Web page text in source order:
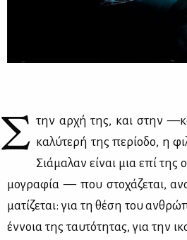
Σ την αρ­χή της, και στην
κα­λύ­τε­ρή της πε­ρί­ο­δο, η
Σιά­μα­λαν εί­ναι μια επί
μο­γρα­φία — που στο­χά­ζε­ται,
μα­τί­ζε­ται: για τη θέ­ση του
έν­νοια της ταυ­τό­τη­τας, για την